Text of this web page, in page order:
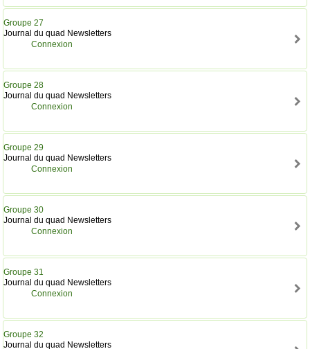
Groupe 27
Journal du quad Newsletters
Connexion
Groupe 28
Journal du quad Newsletters
Connexion
Groupe 29
Journal du quad Newsletters
Connexion
Groupe 30
Journal du quad Newsletters
Connexion
Groupe 31
Journal du quad Newsletters
Connexion
Groupe 32
Journal du quad Newsletters